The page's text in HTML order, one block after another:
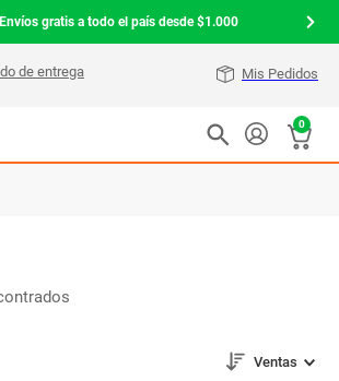
Envíos gratis a todo el país desde $1.000
Mis Pedidos
0
Ventas